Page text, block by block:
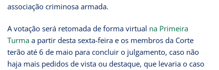
associação criminosa armada.
A votação será retomada de forma virtual na Primeira
Turma a partir desta sexta-feira e os membros da Corte
terão até 6 de maio para concluir o julgamento, caso não
haja mais pedidos de vista ou destaque, que levaria o caso